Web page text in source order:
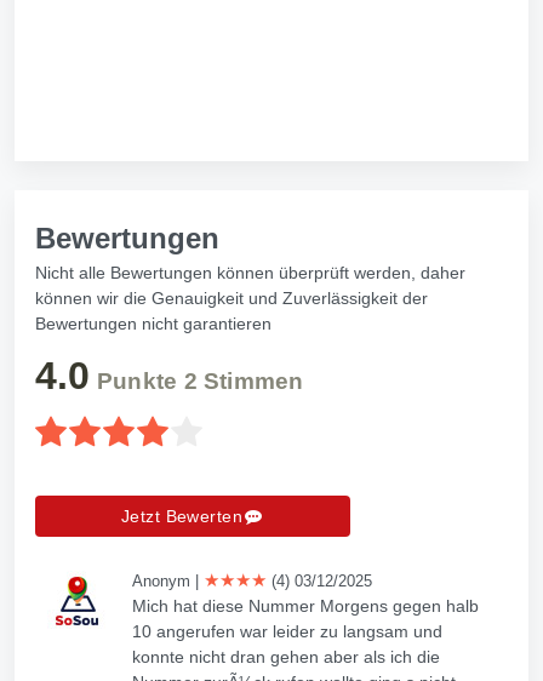
Bewertungen
Nicht alle Bewertungen können überprüft werden, daher
können wir die Genauigkeit und Zuverlässigkeit der
Bewertungen nicht garantieren
4.0 Punkte 2 Stimmen
Jetzt Bewerten
Anonym ★★★★ (4) 03/12/2025
Mich hat diese Nummer Morgens gegen halb
10 angerufen war leider zu langsam und
konnte nicht dran gehen aber als ich die